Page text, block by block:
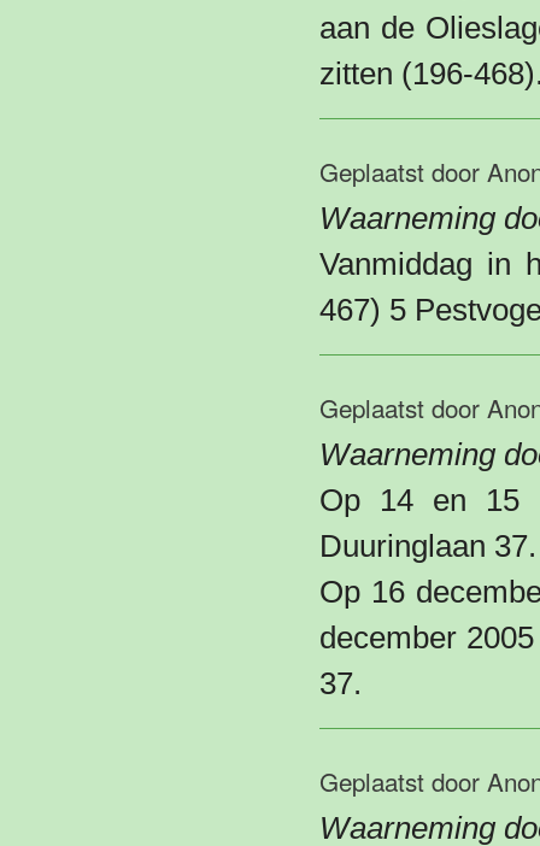
aan de
zitten (196-
Geplaatst door
Waarneming
Vanmiddag in
467) 5
Geplaatst door
Waarneming
Op 14 en 15
Duuringlaan 37.
Op 16
december
37.
Geplaatst door
Waarneming